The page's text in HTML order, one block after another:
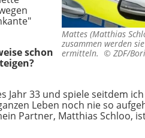
Mattes (Matthias
zusammen werden
ermitteln. © ZDF/
schon
Jahr 33 und spiele seitdem
Leben noch nie so
Partner, Matthias Schloo,